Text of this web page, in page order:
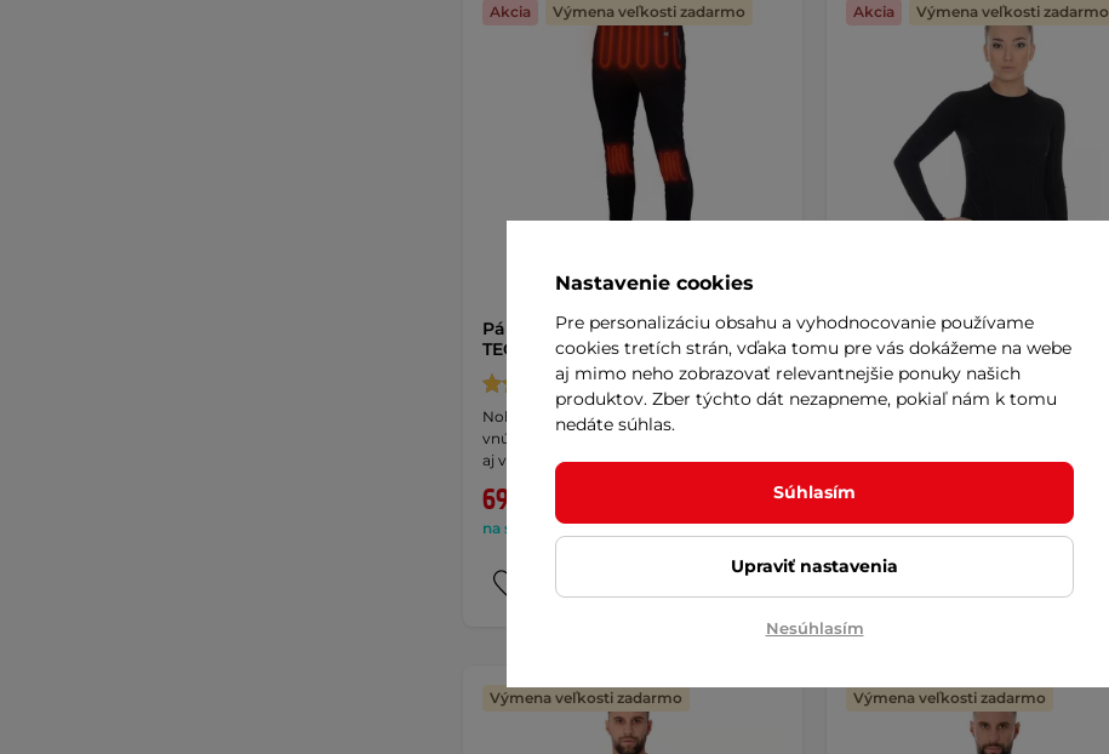
Akcia Výmena veľkosti zadarmo
Pánske vyhrievané nohavice W-
TEC Insupants - čierna AKCIA
4.9 (13)
Nohavice s vyhrievaním a komfortnou
vnútornou podšívkou, vhodné na doma
aj von, …
69,90 €
na sklade – 11.8. u Vás
Akcia Výmena veľkosti zadarmo
Dámske tričko Brubeck Active
Wool s dlhým rukávom - Black
AKCIA
Dvojvrstvové Merino tričko s dlhým
58,90 €
na sklade – 11.8. u Vás
Výmena veľkosti zadarmo Výmena veľkosti zadarmo
Nastavenie cookies
Pre personalizáciu obsahu a vyhodnocovanie používame
cookies tretích strán, vďaka tomu pre vás dokážeme na webe
aj mimo neho zobrazovať relevantnejšie ponuky našich
produktov. Zber týchto dát nezapneme, pokiaľ nám k tomu
nedáte súhlas.
Súhlasím
Upraviť nastavenia
Nesúhlasím